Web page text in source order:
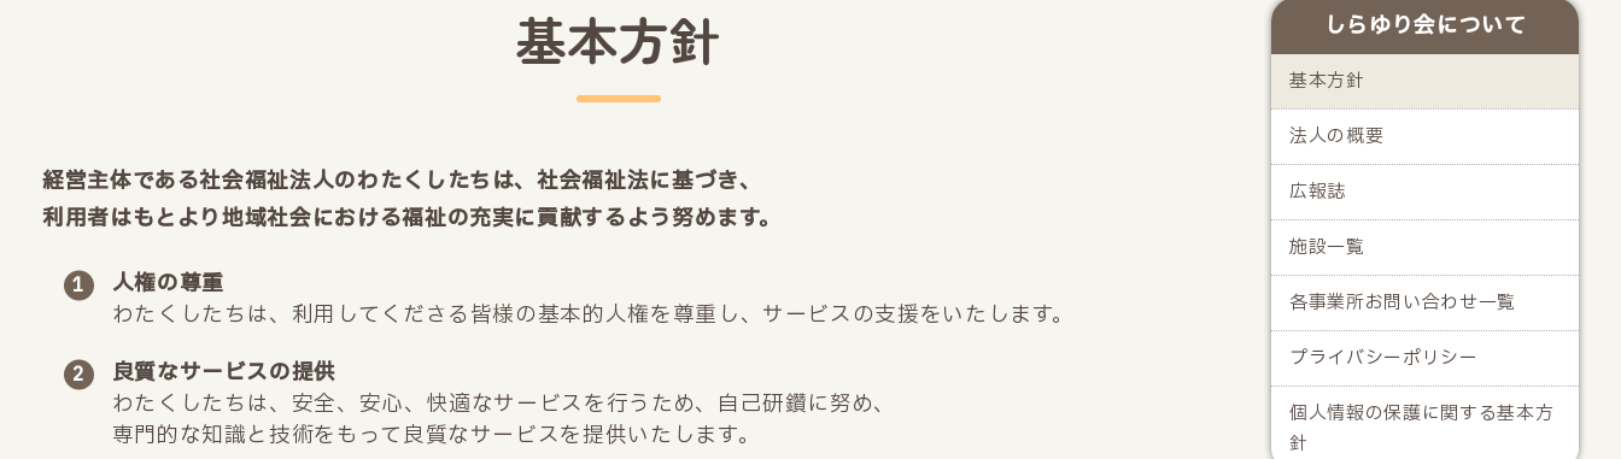
基本方針
経営主体である社会福祉法人のわたくしたちは、社会福祉法に基づき、
利用者はもとより地域社会における福祉の充実に貢献するよう努めます。
人権の尊重
わたくしたちは、利用してくださる皆様の基本的人権を尊重し、サービスの支援をいたします。
良質なサービスの提供
わたくしたちは、安全、安心、快適なサービスを行うため、自己研鑽に努め、
専門的な知識と技術をもって良質なサービスを提供いたします。
しらゆり会について
基本方針
法人の概要
広報誌
施設一覧
各事業所お問い合わせ一覧
プライバシーポリシー
個人情報の保護に関する基本方
針